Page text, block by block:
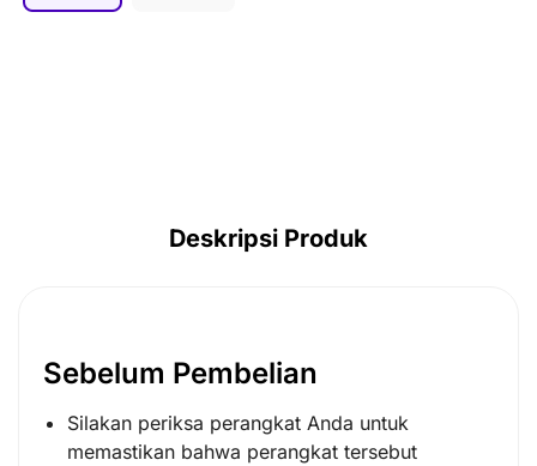
Deskripsi Produk
Sebelum Pembelian
Silakan periksa perangkat Anda untuk
memastikan bahwa perangkat tersebut